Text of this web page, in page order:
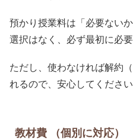
預かり授業料は「必要ない
選択はなく、必ず最初に必要
ただし、使わなければ解約
れるので、安心してください
教材費 （個別に対応）